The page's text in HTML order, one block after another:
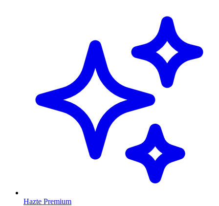
Hazte Premium